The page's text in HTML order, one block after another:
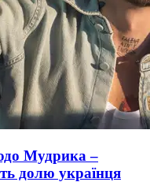
Мудрика –
долю українця